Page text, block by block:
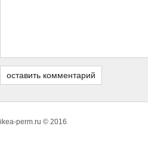
ikea-perm.ru © 2016